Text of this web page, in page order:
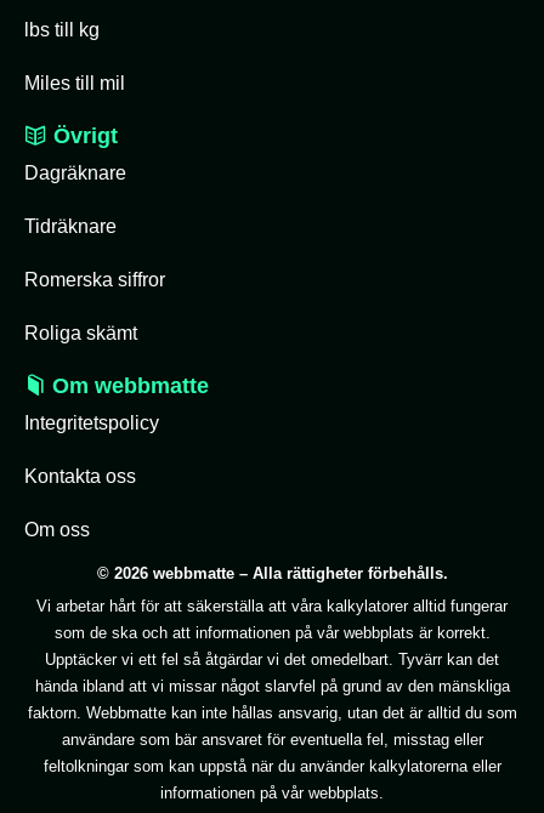
lbs till kg
Miles till mil
Övrigt
Dagräknare
Tidräknare
Romerska siffror
Roliga skämt
Om webbmatte
Integritetspolicy
Kontakta oss
Om oss
© 2026 webbmatte – Alla rättigheter förbehålls.
Vi arbetar hårt för att säkerställa att våra kalkylatorer alltid fungerar
som de ska och att informationen på vår webbplats är korrekt.
Upptäcker vi ett fel så åtgärdar vi det omedelbart. Tyvärr kan det
hända ibland att vi missar något slarvfel på grund av den mänskliga
faktorn. Webbmatte kan inte hållas ansvarig, utan det är alltid du som
användare som bär ansvaret för eventuella fel, misstag eller
feltolkningar som kan uppstå när du använder kalkylatorerna eller
informationen på vår webbplats.